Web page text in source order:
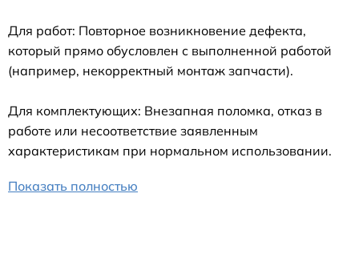
Для работ: Повторное возникновение дефекта,
который прямо обусловлен с выполненной работой
(например, некорректный монтаж запчасти).
Для комплектующих: Внезапная поломка, отказ в
работе или несоответствие заявленным
характеристикам при нормальном использовании.
Показать полностью